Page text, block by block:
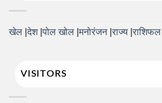
खेल देश पोल खोल मनोरंजन राज्य राशिफल
VISITORS